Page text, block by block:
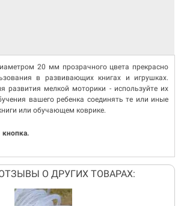
20 мм прозрачного цвета прекрасно
в развивающих книгах и игрушках.
развития мелкой моторики - используйте их
вашего ребенка соединять те или иные
или обучающем коврике.
кнопка.
О ДРУГИХ ТОВАРАХ: